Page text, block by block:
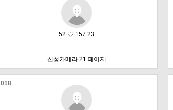
52.♡.157.23
신성카메라 21 페이지
018